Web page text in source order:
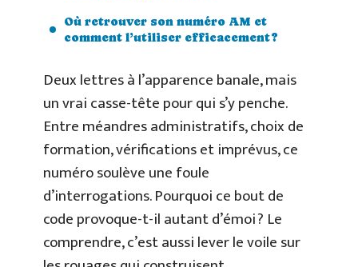
Où retrouver son numéro AM et
comment l’utiliser efficacement ?
Deux lettres à l’apparence banale, mais
un vrai casse-tête pour qui s’y penche.
Entre méandres administratifs, choix de
formation, vérifications et imprévus, ce
numéro soulève une foule
d’interrogations. Pourquoi ce bout de
code provoque-t-il autant d’émoi ? Le
comprendre, c’est aussi lever le voile sur